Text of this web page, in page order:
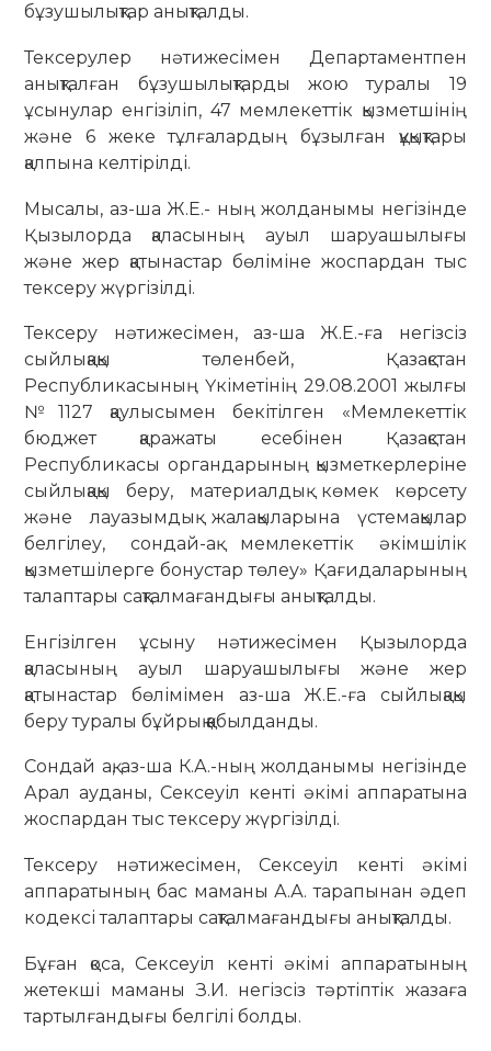
бұзушылықтар анықталды.
Тексерулер нәтижесімен Департаментпен
анықталған бұзушылықтарды жою туралы 19
ұсынулар енгізіліп, 47 мемлекеттік қызметшінің
және 6 жеке тұлғалардың бұзылған құқықтары
қалпына келтірілді.
Мысалы, аз-ша Ж.Е.- ның жолданымы негізінде
Қызылорда қаласының ауыл шаруашылығы
және жер қатынастар бөліміне жоспардан тыс
тексеру жүргізілді.
Тексеру нәтижесімен, аз-ша Ж.Е.-ға негізсіз
сыйлықақы төленбей, Қазақстан
Республикасының Үкіметінің 29.08.2001 жылғы
№1127 қаулысымен бекітілген «Мемлекеттік
бюджет қаражаты есебінен Қазақстан
Республикасы органдарының қызметкерлеріне
сыйлықақы беру, материалдық көмек көрсету
және лауазымдық жалақыларына үстемақылар
белгілеу, сондай-ақ мемлекеттік әкімшілік
қызметшілерге бонустар төлеу» Қағидаларының
талаптары сақталмағандығы анықталды.
Енгізілген ұсыну нәтижесімен Қызылорда
қаласының ауыл шаруашылығы және жер
қатынастар бөлімімен аз-ша Ж.Е.-ға сыйлықақы
беру туралы бұйрық қабылданды.
Сондай ақ, аз-ша К.А.-ның жолданымы негізінде
Арал ауданы, Сексеуіл кенті әкімі аппаратына
жоспардан тыс тексеру жүргізілді.
Тексеру нәтижесімен, Сексеуіл кенті әкімі
аппаратының бас маманы А.А. тарапынан әдеп
кодексі талаптары сақталмағандығы анықталды.
Бұған қоса, Сексеуіл кенті әкімі аппаратының
жетекші маманы З.И. негізсіз тәртіптік жазаға
тартылғандығы белгілі болды.